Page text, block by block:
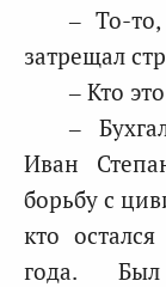
– То-
затрещал
– Кто
–
Иван
борьбу с
кто
года.